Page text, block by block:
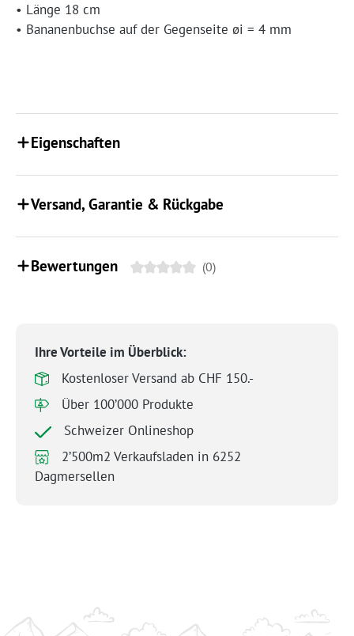
• Länge 18 cm
• Bananenbuchse auf der Gegenseite øi = 4 mm
Eigenschaften
Versand, Garantie & Rückgabe
Bewertungen (0)
Ihre Vorteile im Überblick:
Kostenloser Versand ab CHF 150.-
Über 100’000 Produkte
Schweizer Onlineshop
2’500m2 Verkaufsladen in 6252
Dagmersellen